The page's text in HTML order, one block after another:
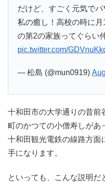
だけど、すごく元気で
私の癒し！高校の時に
の第2の家族ってぐらい
pic.twitter.com/
— 松島 (@mun0919)
十和田市の大学通りの昔前
町のかつての小僧寿しがあ
十和田観光電鉄の線路方面
手になります。
といっても、こんな説明だ